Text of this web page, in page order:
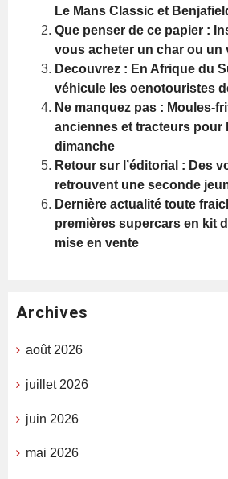
Le Mans Classic et
Que penser de ce papier :
vous acheter un char ou un
Decouvrez : En Afrique du
véhicule les oenotouristes
Ne manquez pas : Moules-
anciennes et tracteurs pour
dimanche
Retour sur l’éditorial : Des
retrouvent une seconde
Dernière actualité toute
premières supercars en kit
mise en vente
Archives
août 2026
juillet 2026
juin 2026
mai 2026